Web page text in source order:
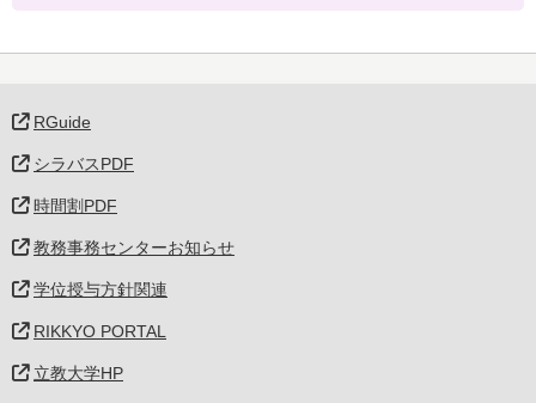
RGuide
シラバスPDF
時間割PDF
教務事務センターお知らせ
学位授与方針関連
RIKKYO PORTAL
立教大学HP